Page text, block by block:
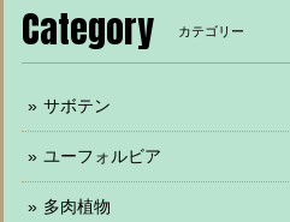
Category カテゴリー
サボテン
ユーフォルビア
多肉植物